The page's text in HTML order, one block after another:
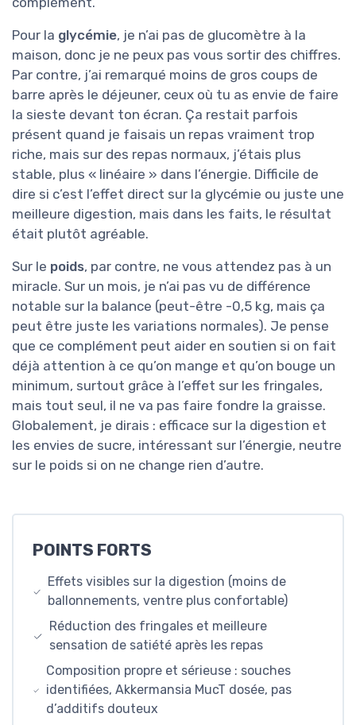
Pour la glycémie, je n’ai pas de glucomètre à la
maison, donc je ne peux pas vous sortir des chiffres.
Par contre, j’ai remarqué moins de gros coups de
barre après le déjeuner, ceux où tu as envie de faire
la sieste devant ton écran. Ça restait parfois
présent quand je faisais un repas vraiment trop
riche, mais sur des repas normaux, j’étais plus
stable, plus « linéaire » dans l’énergie. Difficile de
dire si c’est l’effet direct sur la glycémie ou juste une
meilleure digestion, mais dans les faits, le résultat
était plutôt agréable.
Sur le poids, par contre, ne vous attendez pas à un
miracle. Sur un mois, je n’ai pas vu de différence
notable sur la balance (peut-être -0,5 kg, mais ça
peut être juste les variations normales). Je pense
que ce complément peut aider en soutien si on fait
déjà attention à ce qu’on mange et qu’on bouge un
minimum, surtout grâce à l’effet sur les fringales,
mais tout seul, il ne va pas faire fondre la graisse.
Globalement, je dirais : efficace sur la digestion et
les envies de sucre, intéressant sur l’énergie, neutre
sur le poids si on ne change rien d’autre.
POINTS FORTS
Effets visibles sur la digestion (moins de
ballonnements, ventre plus confortable)
Réduction des fringales et meilleure
sensation de satiété après les repas
Composition propre et sérieuse : souches
identifiées, Akkermansia MucT dosée, pas
d’additifs douteux